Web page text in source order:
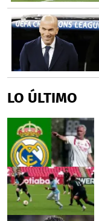
LO ÚLTIMO